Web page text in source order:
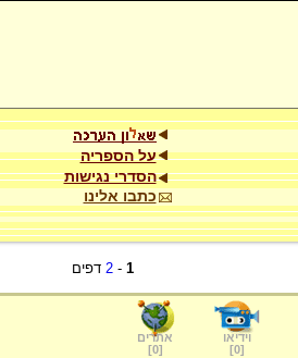
על הספריה
הסדרי נגישות
כתבו אלינו
1
-
2 דפים
וידיאו
[
0
]
אתרים
[
0
]